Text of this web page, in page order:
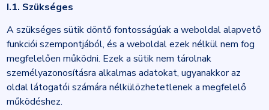
I.1. Szükséges
A szükséges sütik döntő fontosságúak a weboldal alapvető
funkciói szempontjából, és a weboldal ezek nélkül nem fog
megfelelően működni. Ezek a sütik nem tárolnak
személyazonosításra alkalmas adatokat, ugyanakkor az
oldal látogatói számára nélkülözhetetlenek a megfelelő
működéshez.